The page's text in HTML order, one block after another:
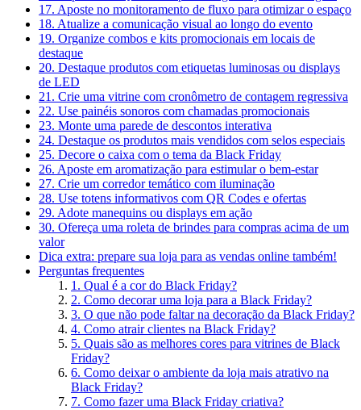
17. Aposte no monitoramento de fluxo para otimizar o espaço
18. Atualize a comunicação visual ao longo do evento
19. Organize combos e kits promocionais em locais de
destaque
20. Destaque produtos com etiquetas luminosas ou displays
de LED
21. Crie uma vitrine com cronômetro de contagem regressiva
22. Use painéis sonoros com chamadas promocionais
23. Monte uma parede de descontos interativa
24. Destaque os produtos mais vendidos com selos especiais
25. Decore o caixa com o tema da Black Friday
26. Aposte em aromatização para estimular o bem-estar
27. Crie um corredor temático com iluminação
28. Use totens informativos com QR Codes e ofertas
29. Adote manequins ou displays em ação
30. Ofereça uma roleta de brindes para compras acima de um
valor
Dica extra: prepare sua loja para as vendas online também!
Perguntas frequentes
1. Qual é a cor do Black Friday?
2. Como decorar uma loja para a Black Friday?
3. O que não pode faltar na decoração da Black Friday?
4. Como atrair clientes na Black Friday?
5. Quais são as melhores cores para vitrines de Black
Friday?
6. Como deixar o ambiente da loja mais atrativo na
Black Friday?
7. Como fazer uma Black Friday criativa?